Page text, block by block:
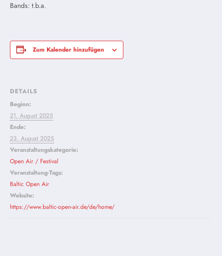
Bands: t.b.a.
Zum Kalender hinzufügen
DETAILS
Beginn:
21. August 2025
Ende:
23. August 2025
Veranstaltungskategorie:
Open Air / Festival
Veranstaltung-Tags:
Baltic Open Air
Website:
https://www.baltic-open-air.de/de/home/